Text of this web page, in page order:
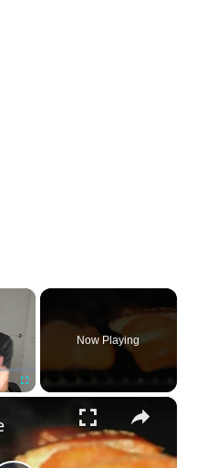
×
Now Playing
×